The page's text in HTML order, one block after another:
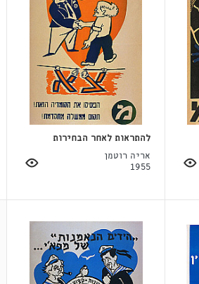
להתראות לאחר הבחירות
אריה רוטמן
1955